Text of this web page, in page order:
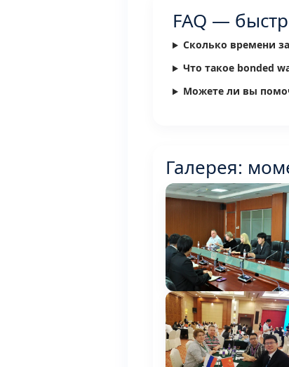
FAQ —
Сколько времени
Что такое bonded
Можете ли вы
Галерея: